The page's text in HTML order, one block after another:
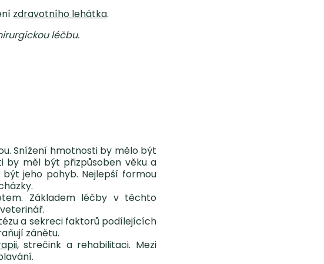
zdravotního lehátka.
léčbu.
Snížení hmotnosti by mělo být
by měl být přizpůsoben věku a
jeho pohyb. Nejlepší formou
Základem léčby v těchto
a sekreci faktorů podílejících
zánětu.
, strečink a rehabilitaci. Mezi